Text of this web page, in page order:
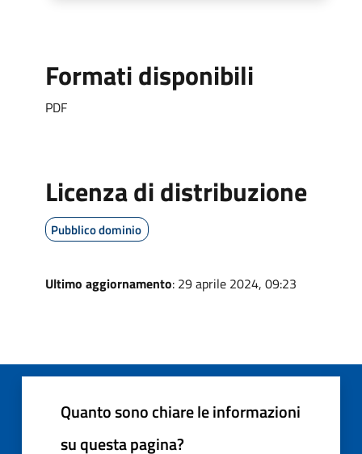
Formati disponibili
PDF
Licenza di distribuzione
Pubblico dominio
Ultimo aggiornamento: 29 aprile 2024, 09:23
Quanto sono chiare le informazioni
su questa pagina?